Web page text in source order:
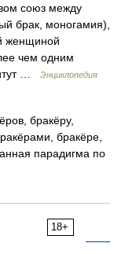
союз между
брак, моногамия),
женщиной
чем одним
…
Энциклопедия
бракёру,
бракёре,
парадигма по
18+